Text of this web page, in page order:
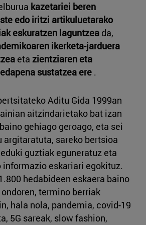
kazetariei beren
edo iritzi artikuluetarako
eskuratzen laguntzea da,
ikerketa-jarduera
eta zientziaren eta
sustatzea ere .
Aditu Gida 1999an
aitzindarietako bat izan
gehiago geroago, eta sei
sareko bertsioa
guztiak eguneratuz eta
informazio eskariari egokituz.
hedabideen eskaera baino
termino berriak
hala nola, pandemia, covid-19
5G sareak, slow fashion,